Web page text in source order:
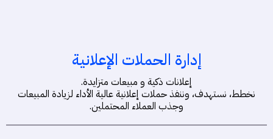
إدارة الحملات الإعلانية
إعلانات ذكية و مبيعات متزايدة.
نخطط، نستهدف، وننفذ حملات إعلانية عالية الأداء لزيادة المبيعات
وجذب العملاء المحتملين.